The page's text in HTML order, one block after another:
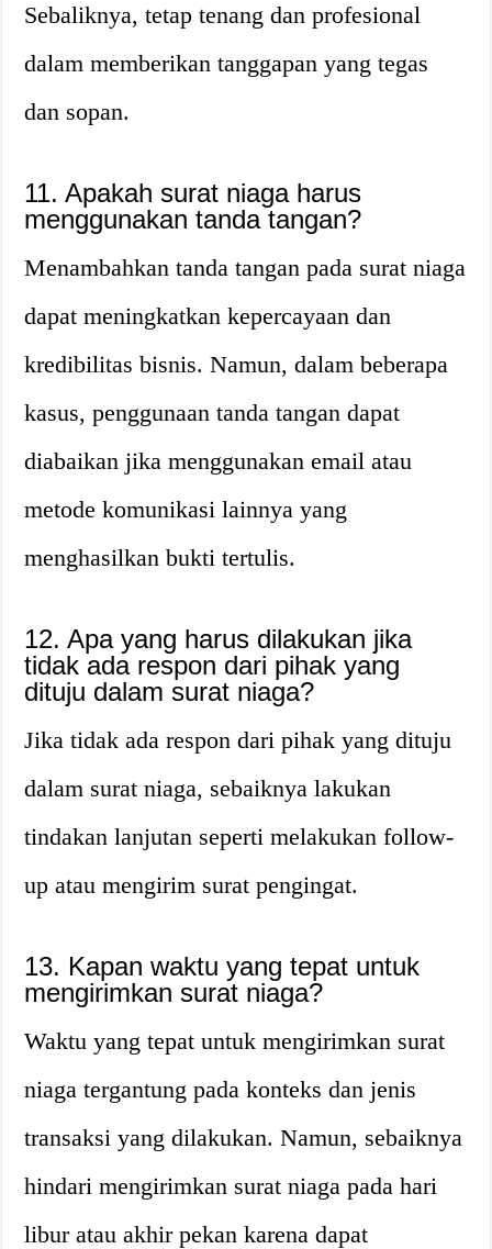
Sebaliknya, tetap tenang dan profesional
dalam memberikan tanggapan yang tegas
dan sopan.
11. Apakah surat niaga harus
menggunakan tanda tangan?
Menambahkan tanda tangan pada surat niaga
dapat meningkatkan kepercayaan dan
kredibilitas bisnis. Namun, dalam beberapa
kasus, penggunaan tanda tangan dapat
diabaikan jika menggunakan email atau
metode komunikasi lainnya yang
menghasilkan bukti tertulis.
12. Apa yang harus dilakukan jika
tidak ada respon dari pihak yang
dituju dalam surat niaga?
Jika tidak ada respon dari pihak yang dituju
dalam surat niaga, sebaiknya lakukan
tindakan lanjutan seperti melakukan follow-
up atau mengirim surat pengingat.
13. Kapan waktu yang tepat untuk
mengirimkan surat niaga?
Waktu yang tepat untuk mengirimkan surat
niaga tergantung pada konteks dan jenis
transaksi yang dilakukan. Namun, sebaiknya
hindari mengirimkan surat niaga pada hari
libur atau akhir pekan karena dapat